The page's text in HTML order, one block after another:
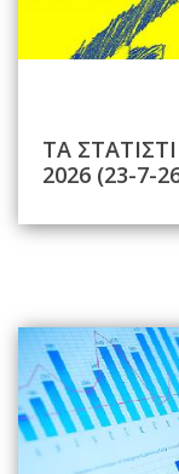
ΤΑ
2026 (23-7-